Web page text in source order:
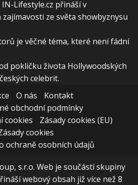
Lifestyle.cz přináší v
ze světa showbyznysu
je věčné téma, které není fádní
pokličku života Hollywoodských
celebrit.
O nás
Kontakt
obchodní podmínky
cookies
Zásady cookies (EU)
cookies
ochraně osobních údajů
s.r.o. Web je součástí skupiny
webový obsah již více než 8